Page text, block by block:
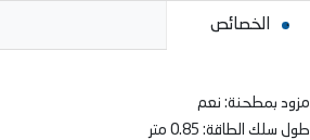
الخصائص
مزود بمطحنة: نعم
طول سلك الطاقة: 0.85 متر